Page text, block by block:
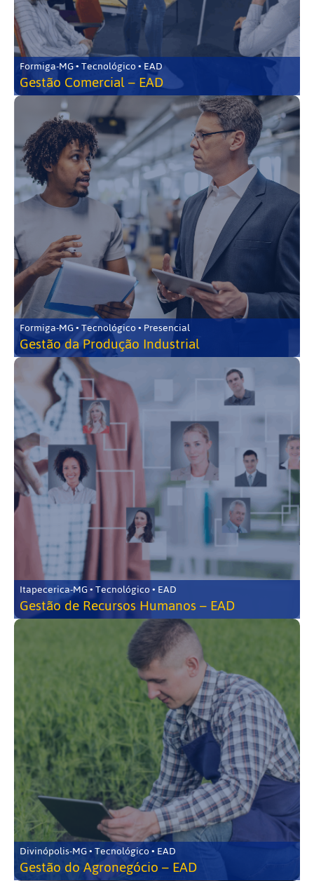
Formiga-MG • Tecnológico • EAD
Gestão Comercial – EAD
Formiga-MG • Tecnológico • Presencial
Gestão da Produção Industrial
Itapecerica-MG • Tecnológico • EAD
Gestão de Recursos Humanos – EAD
Divinópolis-MG • Tecnológico • EAD
Gestão do Agronegócio – EAD